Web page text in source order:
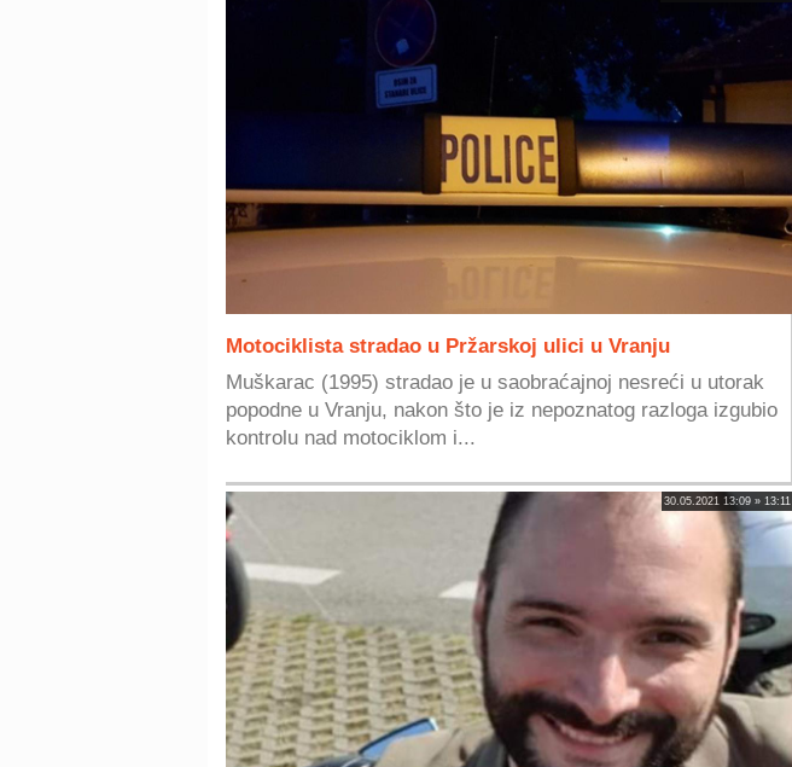
Motociklista stradao u Pržarskoj ulici u Vranju
Muškarac (1995) stradao je u saobraćajnoj nesreći u utorak
popodne u Vranju, nakon što je iz nepoznatog razloga izgubio
kontrolu nad motociklom i...
30.05.2021 13:09 » 13:11